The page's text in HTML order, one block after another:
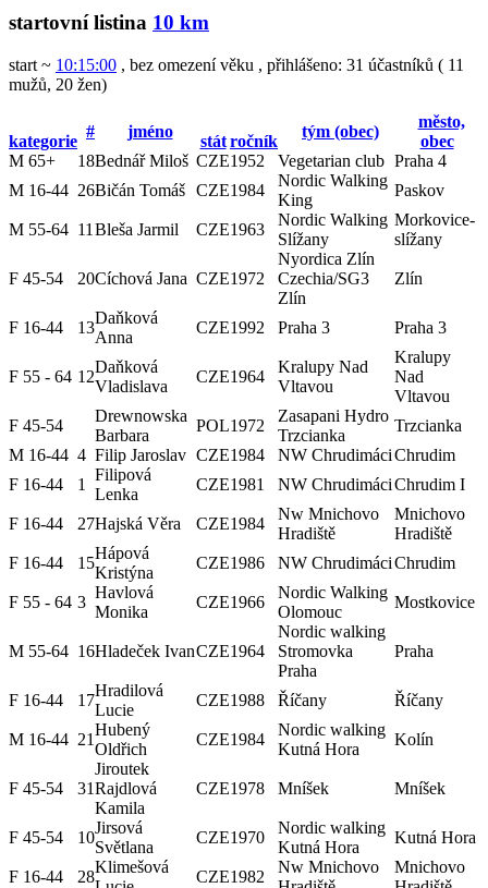
startovní listina 10 km
start ~ 10:15:00 , bez omezení věku , přihlášeno: 31 účastníků ( 11
mužů, 20 žen)
kategorie
# jméno
stát ročník
tým (obec)
město,
obec
M 65+
18Bednář Miloš CZE1952 Vegetarian club Praha 4
M 16-44 26Bičán Tomáš CZE1984
Nordic Walking
King
Paskov
M 55-64 11 Bleša Jarmil CZE1963
Nordic Walking
Slížany
Morkovice-
slížany
F 45-54 20Cíchová Jana CZE1972
Nyordica Zlín
Czechia/SG3
Zlín
Zlín
F 16-44 13
Daňková
Anna
CZE1992 Praha 3 Praha 3
F 55 - 64 12
Daňková
Vladislava
CZE1964
Kralupy Nad
Vltavou
Kralupy
Nad
Vltavou
F 45-54
Drewnowska
Barbara
POL1972
Zasapani Hydro
Trzcianka
Trzcianka
M 16-44 4 Filip Jaroslav CZE1984 NW ChrudimáciChrudim
F 16-44
1
Filipová
Lenka
CZE1981 NW ChrudimáciChrudim I
F 16-44 27Hajská Věra CZE1984
Nw Mnichovo
Hradiště
Mnichovo
Hradiště
F 16-44
15
Hápová
Kristýna
CZE1986 NW ChrudimáciChrudim
F 55 - 64 3
Havlová
Monika
CZE1966
Nordic Walking
Olomouc
Mostkovice
M 55-64 16Hladeček IvanCZE1964
Nordic walking
Stromovka
Praha
Praha
F 16-44 17
Hradilová
Lucie
CZE1988 Říčany Říčany
M 16-44 21
Hubený
Oldřich
CZE1984
Nordic walking
Kutná Hora
Kolín
F 45-54 31
Jiroutek
Rajdlová
Kamila
CZE1978 Mníšek Mníšek
F 45-54 10
Jirsová
Světlana
CZE1970
Nordic walking
Kutná Hora
Kutná Hora
F 16-44 28
Klimešová
CZE1982
Nw Mnichovo
Mnichovo